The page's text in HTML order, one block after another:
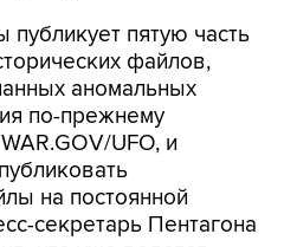
пятую часть
файлов,
аномальных
по-прежнему
UFO, и
на постоянной
секретарь Пентагона